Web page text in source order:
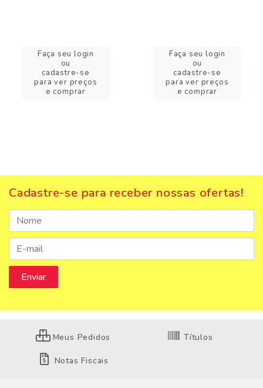
Faça seu login
ou
cadastre-se
para ver preços
e comprar
Faça seu login
ou
cadastre-se
para ver preços
e comprar
Cadastre-se para receber nossas ofertas!
Meus Pedidos Títulos
Notas Fiscais